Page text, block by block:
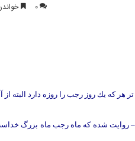
۰ خواندن
يك روز رجب را روزه دارد البته از
روايت شده كه ماه رجب ماه بزرگ